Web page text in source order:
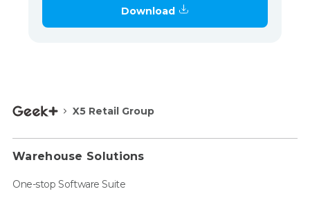
Download
X5 Retail Group
Warehouse Solutions
One-stop Software Suite